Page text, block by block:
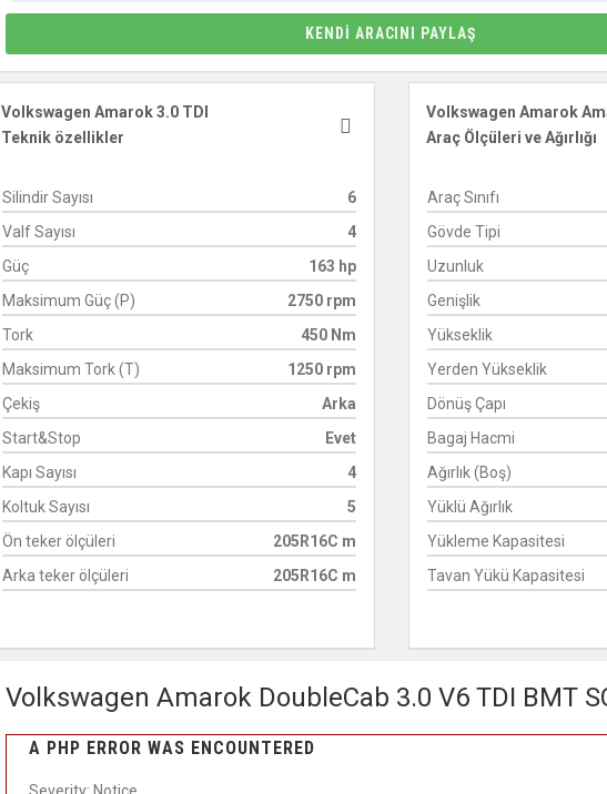
KENDI ARACINI PAYLAŞ
Volkswagen Amarok 3.0 TDI
Teknik özellikler
6
Silindir Sayısı
4
Valf Sayısı
163 hp
Güç
2750 rpm
Maksimum Güç (P)
450 Nm
Tork
1250 rpm
Maksimum Tork (T)
Arka
Çekiş
Evet
Start&Stop
4
Kapı Sayısı
5
Koltuk Sayısı
205R16C m
Ön teker ölçüleri
205R16C m
Arka teker ölçüleri
Volkswagen Amarok
Araç Ölçüleri ve Ağırlığı
Araç Sınıfı
Gövde Tipi
Uzunluk
Genişlik
Yükseklik
Yerden Yükseklik
Dönüş Çapı
Bagaj Hacmi
Ağırlık (Boş)
Yüklü Ağırlık
Yükleme Kapasitesi
Tavan Yükü Kapasitesi
Volkswagen Amarok DoubleCab 3.0 V6 TDI BMT
A PHP ERROR WAS ENCOUNTERED